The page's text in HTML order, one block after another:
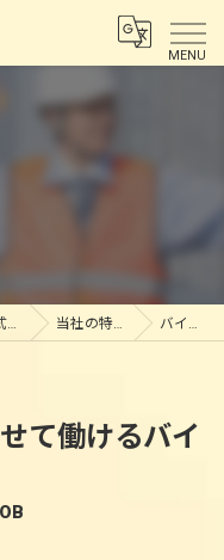
MENU
東京で警備の求人なら善和警備保障株式会社 当社の特徴 バイト
て働けるバイ